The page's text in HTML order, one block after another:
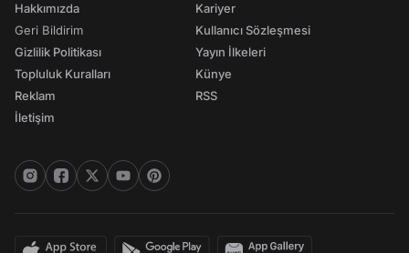
Hakkımızda
Geri Bildirim
Gizlilik Politikası
Topluluk Kuralları
Reklam
İletişim
Kariyer
Kullanıcı Sözleşmesi
Yayın İlkeleri
Künye
RSS